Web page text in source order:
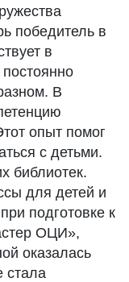
победитель в
в
В
опыт помог
с детьми.
библиотек.
для детей и
подготовке к
ОЦИ»,
оказалась
стала